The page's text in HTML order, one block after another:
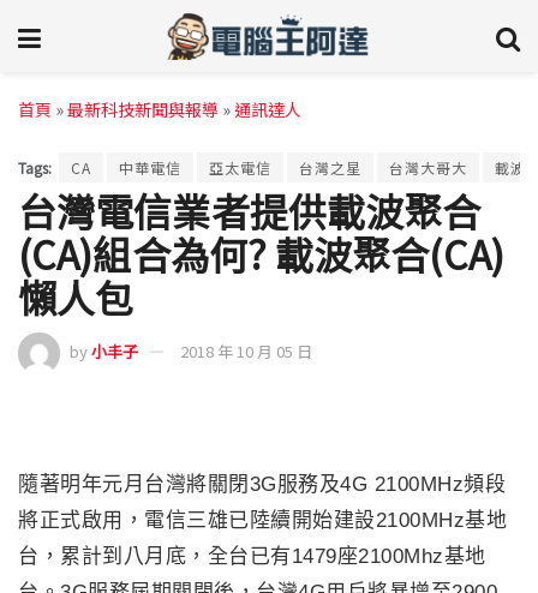
首頁 »最新科技新聞與報導 »通訊達人
Tags: CA 中華電信 亞太電信 台灣之星 台灣大哥大 載波
台灣電信業者提供載波聚合
(CA)組合為何? 載波聚合(CA)
懶人包
by小丰子 2018 年 10 月 05 日
隨著明年元月台灣將關閉3G服務及4G 2100MHz頻段
將正式啟用，電信三雄已陸續開始建設2100MHz基地
台，累計到八月底，全台已有1479座2100Mhz基地